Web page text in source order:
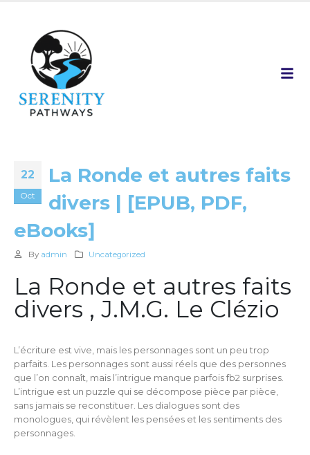
22
Oct
La Ronde et autres faits
divers | [EPUB, PDF,
eBooks]
By admin Uncategorized
La Ronde et autres faits
divers , J.M.G. Le Clézio
L’écriture est vive, mais les personnages sont un peu trop
parfaits. Les personnages sont aussi réels que des personnes
que l’on connaît, mais l’intrigue manque parfois fb2 surprises.
L’intrigue est un puzzle qui se décompose pièce par pièce,
sans jamais se reconstituer. Les dialogues sont des
monologues, qui révèlent les pensées et les sentiments des
personnages.